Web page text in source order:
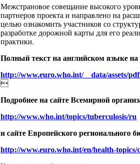
Межстрановое совещание высокого
партнеров проекта и направлено на
целью ознакомить участников со
разработке дорожной карты для его
практики.
Полный текст на английском языке
http://www.euro.who.int/__data/assets/

Подробнее на сайте Всемирной
http://www.who.int/topics/tuberculosis/ru
и сайте Европейского регионального
http://www.euro.who.int/en/health-topics/